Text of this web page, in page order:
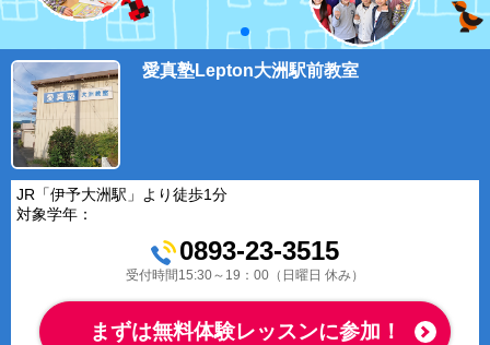
愛真塾Lepton大洲駅前教室
JR「伊予大洲駅」より徒歩1分
対象学年：
0893-23-3515
受付時間15:30～19：00（日曜日 休み）
まずは無料体験レッスンに参加！